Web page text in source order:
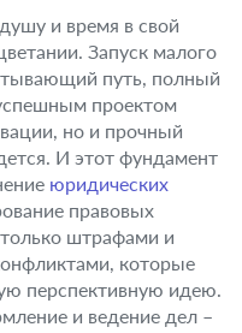
и время в свой
Запуск малого
путь, полный
проектом
но и прочный
И этот фундамент
юридических
правовых
штрафами и
которые
перспективную идею.
и ведение дел –